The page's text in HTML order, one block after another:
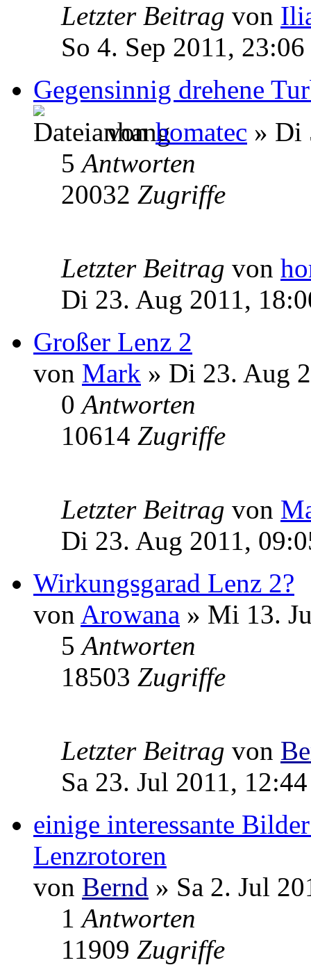
Letzter Beitrag von
So 4. Sep 2011, 23:06
Gegensinnig drehene
vonhomatec » Di
5Antworten
20032 Zugriffe
Letzter Beitrag von
Di 23. Aug 2011,
Großer Lenz 2
von Mark » Di 23. Aug
0Antworten
10614 Zugriffe
Letzter Beitrag von
Di 23. Aug 2011,
Wirkungsgarad Lenz 2?
von Arowana » Mi 13.
5Antworten
18503 Zugriffe
Letzter Beitrag von
Sa 23. Jul 2011, 12:44
einige interessante
Lenzrotoren
von Bernd » Sa 2. Jul
1Antworten
11909 Zugriffe